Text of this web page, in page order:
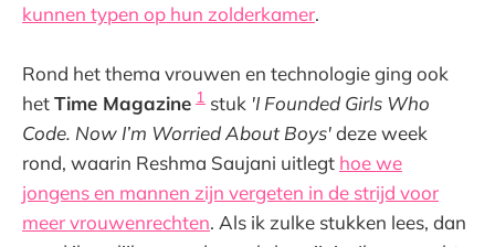
kunnen typen op hun zolderkamer.
Rond het thema vrouwen en technologie ging ook
hetTime Magazine 1 stuk 'I Founded Girls Who
Code. Now I’m Worried About Boys'deze week
rond, waarin Reshma Saujani uitlegt hoe we
jongens en mannen zijn vergeten in de strijd voor
meer vrouwenrechten. Als ik zulke stukken lees, dan